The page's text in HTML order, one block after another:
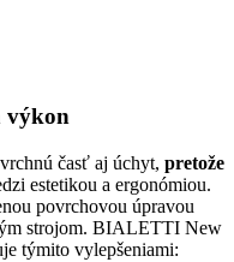
výkon
časť aj úchyt, pretože
estetikou a ergonómiou.
povrchovou úpravou
strojom. BIALETTI New
týmito vylepšeniami: